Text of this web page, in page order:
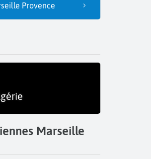
Provence
Marseille